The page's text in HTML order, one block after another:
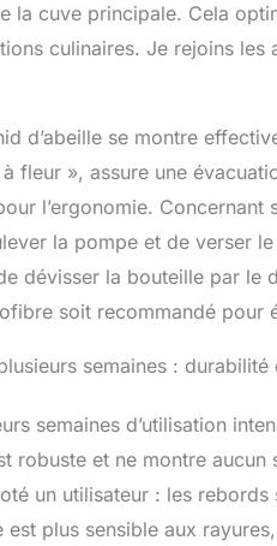
la cuve principale. Cela
culinaires. Je rejoins
d’abeille se montre
à fleur », assure une
l’ergonomie.
la pompe et de verser
dévisser la bouteille par le
soit recommandé pour
semaines : durabilité
semaines d’utilisation
robuste et ne montre
un utilisateur : les
est plus sensible aux